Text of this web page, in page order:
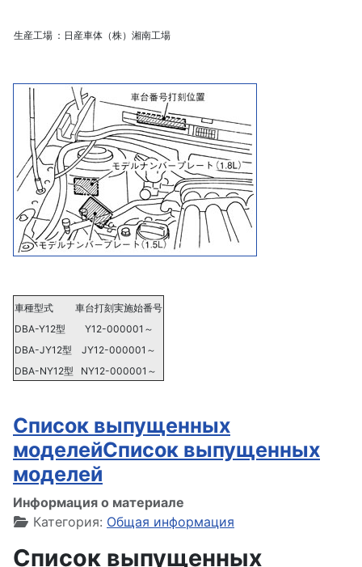
生産工場 ：日産車体（株）湘南工場
車種型式
車台打刻実施始番号
DBA-Y12型
Y12-000001～
DBA-JY12型
JY12-000001～
DBA-NY12型
NY12-000001～
Список выпущенных
моделейСписок выпущенных
моделей
Информация о материале
Категория: Общая информация
Список выпущенных